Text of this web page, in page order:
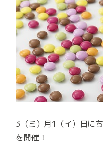
3（ミ）月1（イ）日に
を開催！